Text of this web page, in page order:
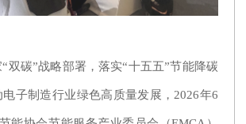
双碳”战略部署，落实“十五五”节能降碳
子制造行业绿色高质量发展，2026年6